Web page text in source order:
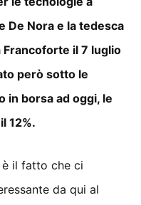
De Nora e la tedesca
il 7 luglio
però sotto le
in borsa ad oggi, le
12%.
il fatto che ci
da qui al